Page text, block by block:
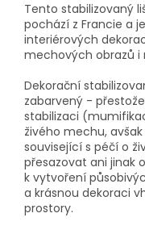
Tento stabilizovaný
pochází z Francie a
interiérových
mechových obrazů
Dekorační
zabarvený -
stabilizaci
živého mechu,
související s péčí o
přesazovat ani jinak
k vytvoření
a krásnou dekoraci
prostory.